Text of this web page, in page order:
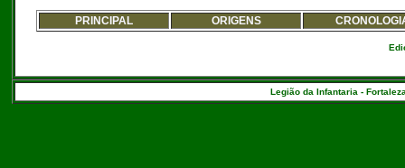
PRINCIPAL ORIGENS
Legião da Infantaria -